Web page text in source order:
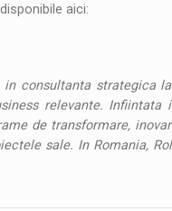
aici:
consultanta strategica
relevante. Infiintata
de transformare,
sale. In Romania,